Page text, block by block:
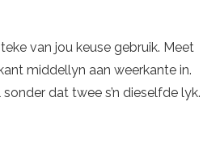
van jou keuse gebruik. Meet
middellyn aan weerkante in.
dat twee s’n dieselfde lyk.